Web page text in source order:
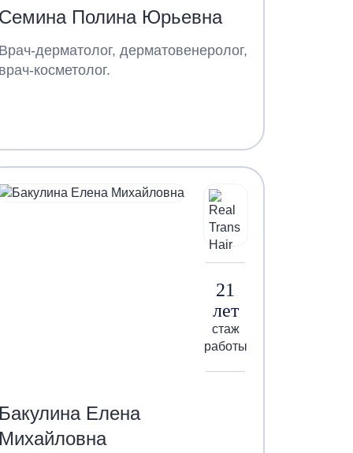
Полина Юрьевна
дерматолог, дерматовенеролог,
косметолог.
21
лет
стаж
работы
Елена